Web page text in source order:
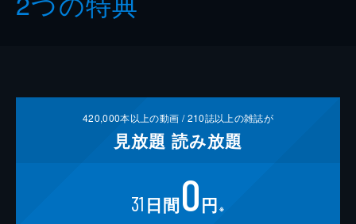
420,000本以上の動画 /210誌以上の雑誌が
見放題 読み放題
31 日間0円 ※